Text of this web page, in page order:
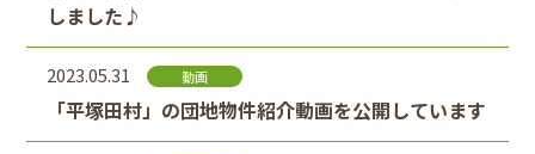
しました♪
2023.05.31 動画
「平塚田村」の団地物件紹介動画を公開しています